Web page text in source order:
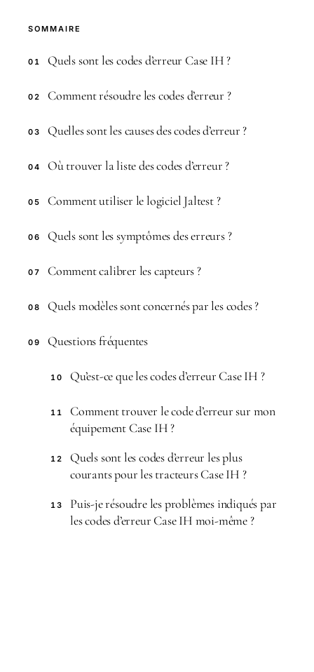
SOMMAIRE
01 Quels sont les codes d’erreur Case IH ?
02 Comment résoudre les codes d’erreur ?
03 Quelles sont les causes des codes d’erreur ?
04 Où trouver la liste des codes d’erreur ?
05 Comment utiliser le logiciel Jaltest ?
06 Quels sont les symptômes des erreurs ?
07 Comment calibrer les capteurs ?
08 Quels modèles sont concernés par les codes ?
09 Questions fréquentes
10 Qu’est-ce que les codes d’erreur Case IH ?
11
Comment trouver le code d’erreur sur mon
équipement Case IH ?
12
Quels sont les codes d’erreur les plus
courants pour les tracteurs Case IH ?
13
Puis-je résoudre les problèmes indiqués par
les codes d’erreur Case IH moi-même ?